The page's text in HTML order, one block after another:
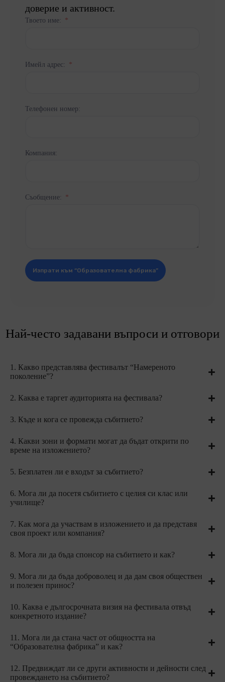
доверие и активност.
Твоето име:
Имейл адрес:
Телефонен номер:
Компания:
Съобщение:
Изпрати към “Образователна фабрика”
Най-често задавани въпроси и отговори
1. Какво представлява фестивалът “Намереното
поколение”?
2. Каква е таргет аудиторията на фестивала?
3. Къде и кога се провежда събитието?
4. Какви зони и формати могат да бъдат открити по
време на изложението?
5. Безплатен ли е входът за събитието?
6. Мога ли да посетя събитието с целия си клас или
училище?
7. Как мога да участвам в изложението и да представя
своя проект или компания?
8. Мога ли да бъда спонсор на събитието и как?
9. Мога ли да бъда доброволец и да дам своя обществен
и полезен принос?
10. Каква е дългосрочната визия на фестивала отвъд
конкретното издание?
11. Мога ли да стана част от общността на
“Образователна фабрика” и как?
12. Предвиждат ли се други активности и дейности след
провеждането на събитието?